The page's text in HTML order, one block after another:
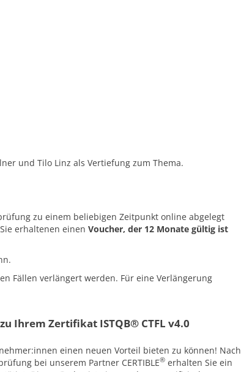
und Tilo Linz als Vertiefung zum Thema.
zu einem beliebigen Zeitpunkt online abgelegt
erhaltenen einen Voucher, der 12 Monate gültig ist
Fällen verlängert werden. Für eine Verlängerung
Ihrem Zertifikat ISTQB® CTFL v4.0
einen neuen Vorteil bieten zu können! Nach
bei unserem Partner CERTIBLE® erhalten Sie ein